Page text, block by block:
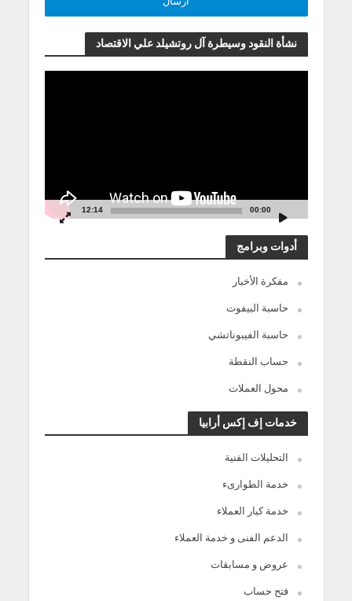
نشأة النقود وسيطرة آل روتشيلد علي الاقتصاد
00:00
12:14
أدوات وبرامج
مفكرة الأخبار
حاسبة البيفوت
حاسبة الفيبوناتشي
حساب النقطة
محول العملات
خدمات إف إكس أرابيا
التحليلات الفنية
خدمة الطوارىء
خدمة كبار العملاء
الدعم الفنى و خدمة العملاء
عروض و مسابقات
فتح حساب